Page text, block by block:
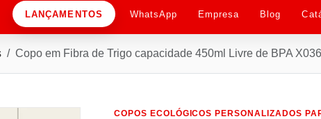
LANÇAMENTOS WhatsApp Empresa Blog
Copo em Fibra de Trigo capacidade 450ml Livre de BPA
COPOS ECOLÓGICOS PERSONALIZADOS